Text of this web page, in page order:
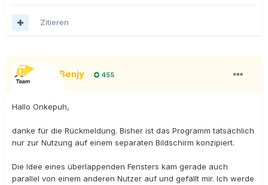
Zitieren
BigBenjy 455
Hallo Onkepuh,
danke für die Rückmeldung. Bisher ist das Programm tatsächlich
nur zur Nutzung auf einem separaten Bildschirm konzipiert.
Die Idee eines überlappenden Fensters kam gerade auch
parallel von einem anderen Nutzer auf und gefällt mir. Ich werde